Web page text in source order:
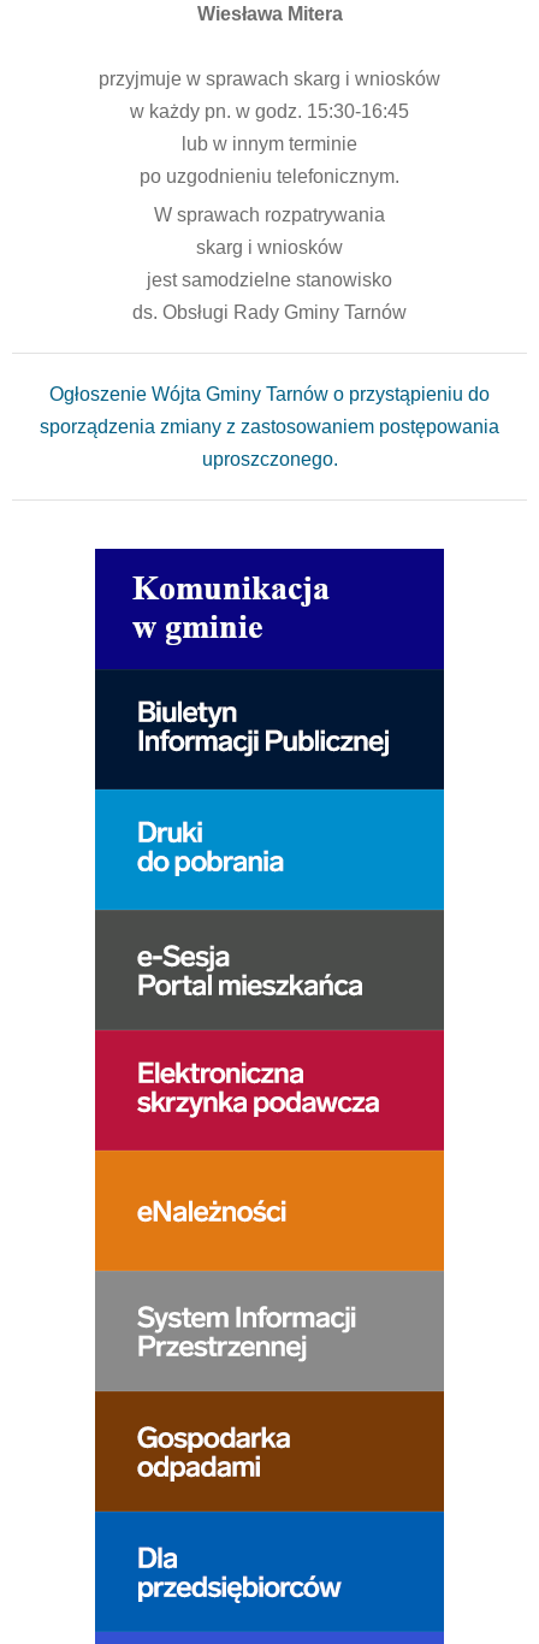
Wiesława Mitera
przyjmuje w sprawach skarg i wniosków
w każdy pn. w godz. 15:30-16:45
lub w innym terminie
po uzgodnieniu telefonicznym.
W sprawach rozpatrywania
skarg i wniosków
jest samodzielne stanowisko
ds. Obsługi Rady Gminy Tarnów
Ogłoszenie Wójta Gminy Tarnów o przystąpieniu do
sporządzenia zmiany z zastosowaniem postępowania
uproszczonego.